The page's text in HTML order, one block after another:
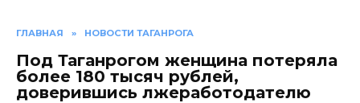
ГЛАВНАЯ » НОВОСТИ ТАГАНРОГА
Под Таганрогом женщина потеряла
более 180 тысяч рублей,
доверившись лжеработодателю